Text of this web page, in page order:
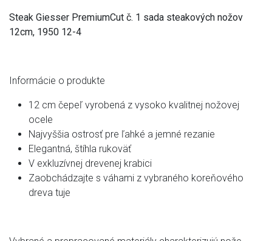
Steak Giesser PremiumCut č. 1 sada steakových nožov
12cm, 1950 12-4
Informácie o produkte
12 cm čepeľ vyrobená z vysoko kvalitnej nožovej
ocele
Najvyššia ostrosť pre ľahké a jemné rezanie
Elegantná, štíhla rukoväť
V exkluzívnej drevenej krabici
Zaobchádzajte s váhami z vybraného koreňového
dreva tuje